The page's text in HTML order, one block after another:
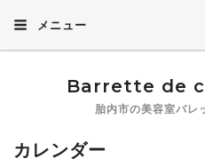
メニュー
Barrette
胎内市の美容室バ
カレンダー